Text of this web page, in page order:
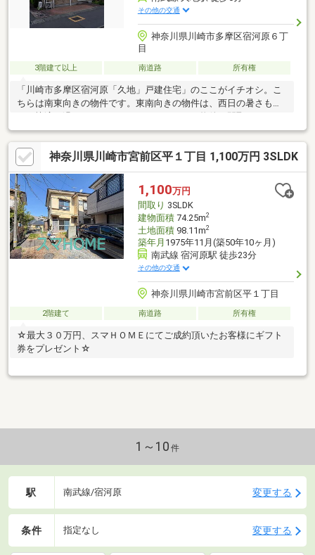
その他の交通
神奈川県川崎市多摩区宿河原６丁
目
3階建て以上 南道路 所有権
「川崎市多摩区宿河原「久地」戸建住宅」のここがイチオシ。こ
ちらは南東向きの物件です。東南向きの物件は、西日の暑さも少
Ｋとなっており、室内も広
神奈川県川崎市宮前区平１丁目 1,100万円 3SLDK
1,100万円
間取り 3SLDK
建物面積74.25m2
土地面積98.11m2
築年月 1975年11月(築50年10ヶ月)
南武線 宿河原駅 徒歩23分
その他の交通
神奈川県川崎市宮前区平１丁目
2階建て 南道路 所有権
☆最大３０万円、スマＨＯＭＥにてご成約頂いたお客様にギフト
券をプレゼント☆
1～10 件
駅 南武線/宿河原 変更する
条件 指定なし 変更する